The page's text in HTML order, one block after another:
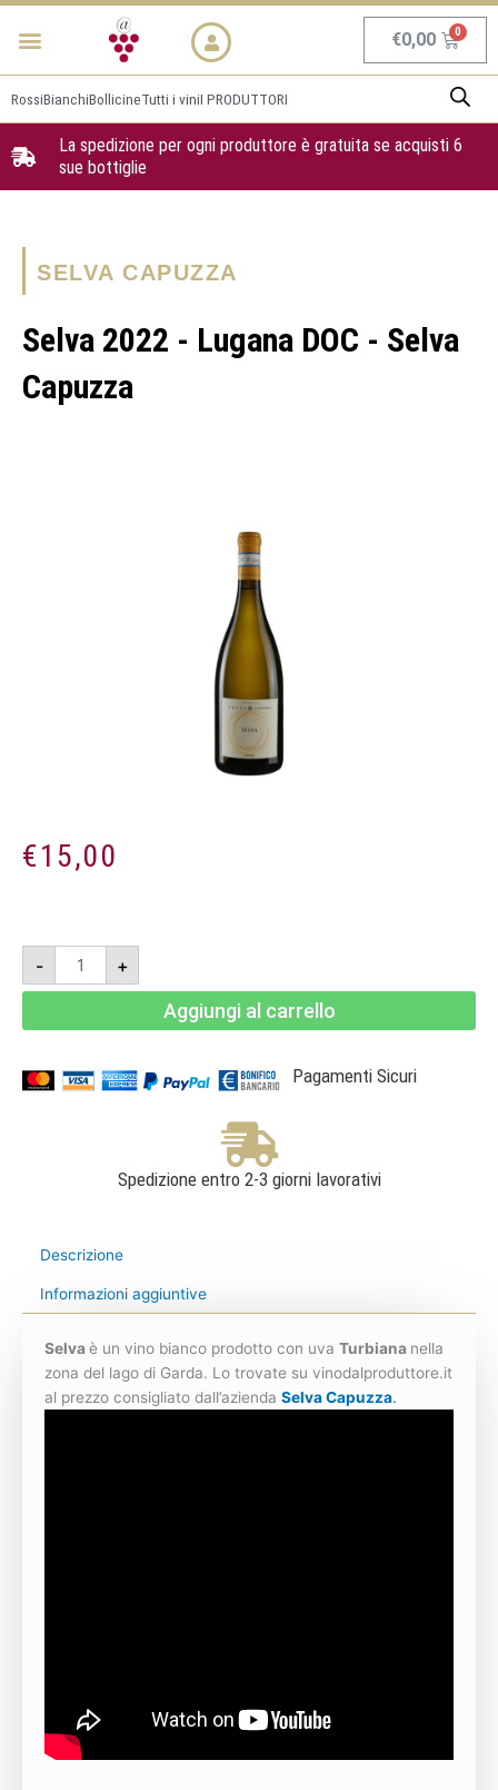
Vai
Menu €0,00
RossiBianchiBollicineTutti i viniI PRODUTTORI
La spedizione per ogni produttore è gratuita se acquisti 6
sue bottiglie
SELVA CAPUZZA
Selva 2022 - Lugana DOC - Selva
Capuzza
€15,00
-
Selva
2022
-
Lugana
quantità
+
Aggiungi al carrello
Pagamenti Sicuri
Spedizione entro 2-3 giorni lavorativi
Descrizione
Informazioni aggiuntive
Selva è un vino bianco prodotto con uva Turbiana nella
zona del lago di Garda. Lo trovate su vinodalproduttore.it
al prezzo consigliato dall’azienda Selva Capuzza.